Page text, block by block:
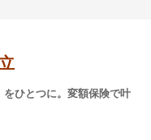
をひとつに。変額保険で叶